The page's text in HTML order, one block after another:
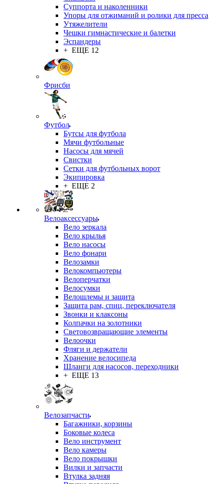
Суппорта и наколенники
Упоры для отжиманий и ролики для пресса
Утяжелители
Чешки гимнастические и балетки
Эспандеры
+ ЕЩЕ 12
Фрисби
Футбол
Бутсы для футбола
Мячи футбольные
Насосы для мячей
Свистки
Сетки для футбольных ворот
Экипировка
+ ЕЩЕ 2
Велоаксессуары
Вело зеркала
Вело крылья
Вело насосы
Вело фонари
Велозамки
Велокомпьютеры
Велоперчатки
Велосумки
Велошлемы и защита
Защита рам, спиц, переключателя
Звонки и клаксоны
Колпачки на золотники
Световозвращающие элементы
Велоочки
Фляги и держатели
Хранение велосипеда
Шланги для насосов, переходники
+ ЕЩЕ 13
Велозапчасти
Багажники, корзины
Боковые колеса
Вело инструмент
Вело камеры
Вело покрышки
Вилки и запчасти
Втулка задняя